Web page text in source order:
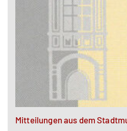
Mitteilungen aus dem